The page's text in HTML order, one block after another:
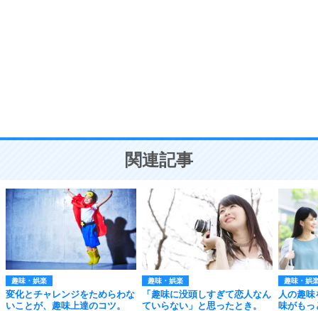
ことが大切。
関連記事
趣味・娯楽
変化とチャレンジをためらわな
いことが、趣味上達のコツ。
趣味・娯楽
「趣味に没頭しすぎて恋人なん
ていらない」と思ったとき。
趣味・娯
人の趣
味がもっ